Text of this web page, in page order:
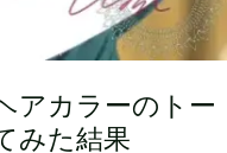
アカラーのトー
みた結果